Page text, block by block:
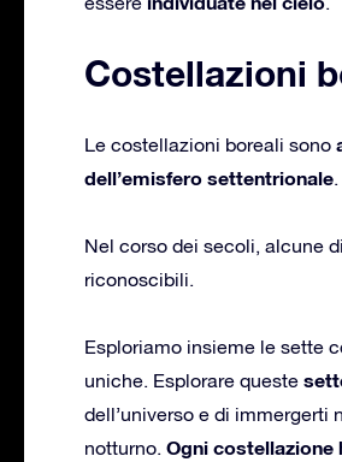
Costellazioni
Le costellazioni boreali sono
dell’emisfero settentrionale.
Nel corso dei secoli, alcune
riconoscibili.
Esploriamo insieme le sette
uniche. Esplorare queste
dell’universo e di
notturno. Ogni costellazione